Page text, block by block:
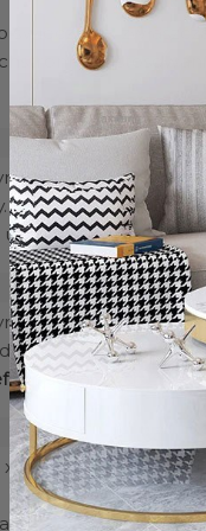
wykończeniem
Skórzaną rączka
użytkowej.
wykończeniem i
im subtelnego
jadalnianych
,
13,5 x 13,5 x 32 cm